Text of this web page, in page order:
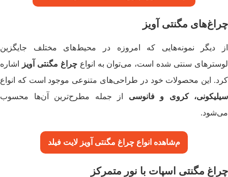
چراغ‌های مگنتی آویز
از دیگر نمونه‌هایی که امروزه در محیط‌های مختلف جایگزین
لوسترهای سنتی شده است، می‌توان به انواعچراغ مگنتی آویز
اشاره
کرد. این محصولات خود در طراحی‌های متنوعی موجود است که انواع
سیلیکونی، کروی و فانوسی از جمله مطرح‌ترین آن‌ها محسوب
می‌شود.
مشاهده انواع چراغ مگنتی آویز لایت فیلد
چراغ مگنتی اسپات با نور متمرکز